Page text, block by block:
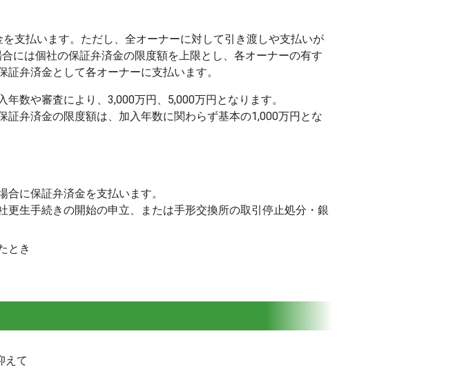
支払います。ただし、全オーナーに対して引き渡しや支払いが
には個社の保証弁済金の限度額を上限とし、各オーナーの有す
弁済金として各オーナーに支払います。
数や審査により、3,000万円、5,000万円となります。
弁済金の限度額は、加入年数に関わらず基本の1,000万円とな
に保証弁済金を支払います。
更生手続きの開始の申立、または手形交換所の取引停止処分・銀
とき
えて